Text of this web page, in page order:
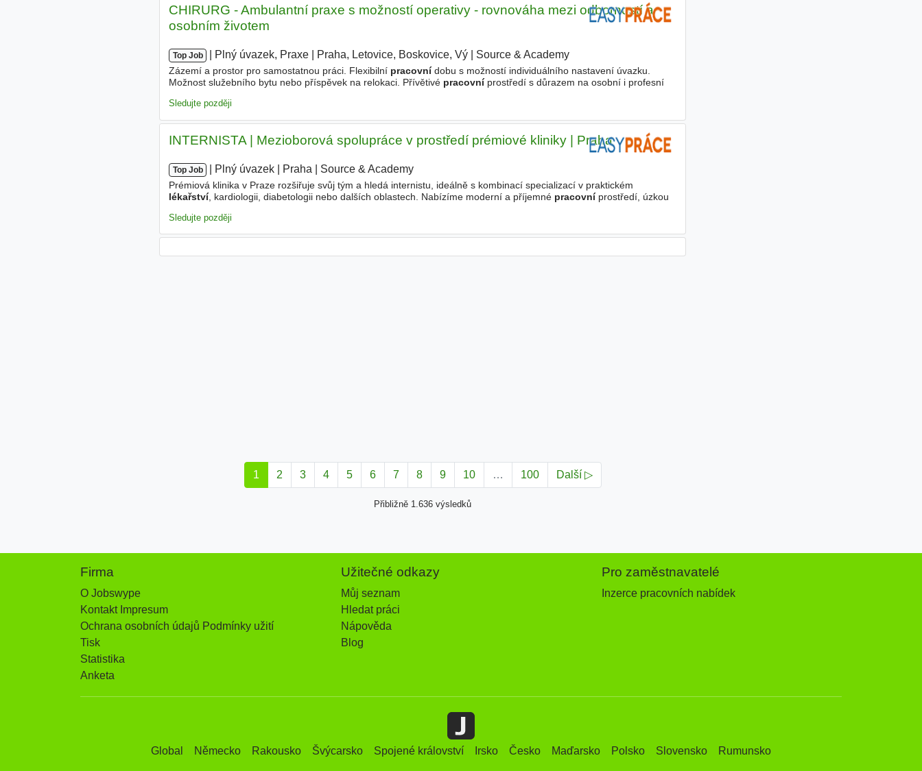
CHIRURG - Ambulantní praxe s možností operativy - rovnováha mezi odborností a
osobním životem
Top Job Plný úvazek, Praxe Praha, Letovice, Boskovice, Vý Source & Academy
Zázemí a prostor pro samostatnou práci. Flexibilní pracovnídobu s možností individuálního nastavení úvazku.
Možnost služebního bytu nebo příspěvek na relokaci. Přívětivé pracovníprostředí s důrazem na osobní i profesní
Sledujte později
INTERNISTA | Mezioborová spolupráce v prostředí prémiové kliniky | Praha
Top Job Plný úvazek Praha Source & Academy
Prémiová klinika v Praze rozšiřuje svůj tým a hledá internistu, ideálně s kombinací specializací v praktickém
lékařství, kardiologii, diabetologii nebo dalších oblastech. Nabízíme moderní a příjemné pracovníprostředí, úzkou
Sledujte později
1 2 3 4 5 6 7 8 9 10 … 100 Další ▷
Přibližně 1.636 výsledků
Firma
O Jobswype
Kontakt Impresum
Ochrana osobních údajů Podmínky užití
Tisk
Statistika
Anketa
Užitečné odkazy
Můj seznam
Hledat práci
Nápověda
Blog
Pro zaměstnavatelé
Inzerce pracovních nabídek
Global Německo Rakousko Švýcarsko Spojené království Irsko Česko Maďarsko Polsko Slovensko Rumunsko